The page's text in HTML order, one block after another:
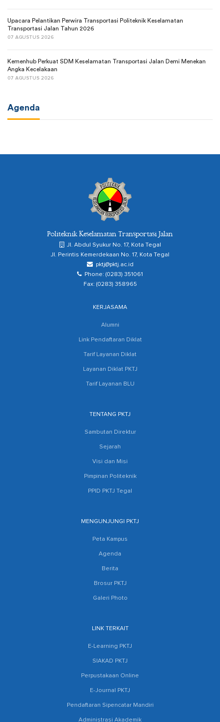
Upacara Pelantikan Perwira Transportasi Politeknik Keselamatan
Transportasi Jalan Tahun 2026
07 AGUSTUS 2026
Kemenhub Perkuat SDM Keselamatan Transportasi Jalan Demi Menekan
Angka Kecelakaan
07 AGUSTUS 2026
Agenda
Politeknik Keselamatan Transportasi Jalan
Jl. Abdul Syukur No. 17, Kota Tegal
Jl. Perintis Kemerdekaan No. 17, Kota Tegal
pktj@pktj.ac.id
Phone: (0283) 351061
Fax: (0283) 358965
KERJASAMA
Alumni
Link Pendaftaran Diklat
Tarif Layanan Diklat
Layanan Diklat PKTJ
Tarif Layanan BLU
TENTANG PKTJ
Sambutan Direktur
Sejarah
Visi dan Misi
Pimpinan Politeknik
PPID PKTJ Tegal
MENGUNJUNGI PKTJ
Peta Kampus
Agenda
Berita
Brosur PKTJ
Galeri Photo
LINK TERKAIT
E-Learning PKTJ
SIAKAD PKTJ
Perpustakaan Online
E-Journal PKTJ
Pendaftaran Sipencatar Mandiri
Administrasi Akademik